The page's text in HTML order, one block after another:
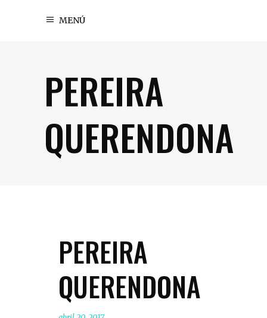
MENÚ
PEREIRA
QUERENDONA
PEREIRA
QUERENDONA